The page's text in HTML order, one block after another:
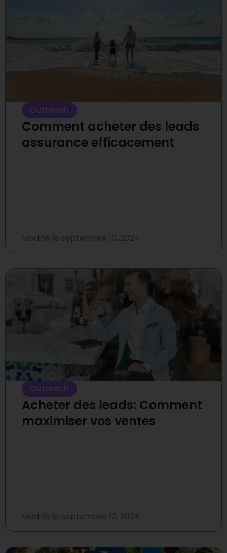
Outreach
Comment acheter des leads
assurance efficacement
Modifié le septembre 10, 2024
Outreach
Acheter des leads: Comment
maximiser vos ventes
Modifié le septembre 10, 2024